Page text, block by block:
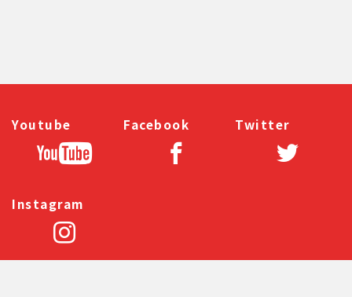
Youtube Facebook Twitter
Instagram